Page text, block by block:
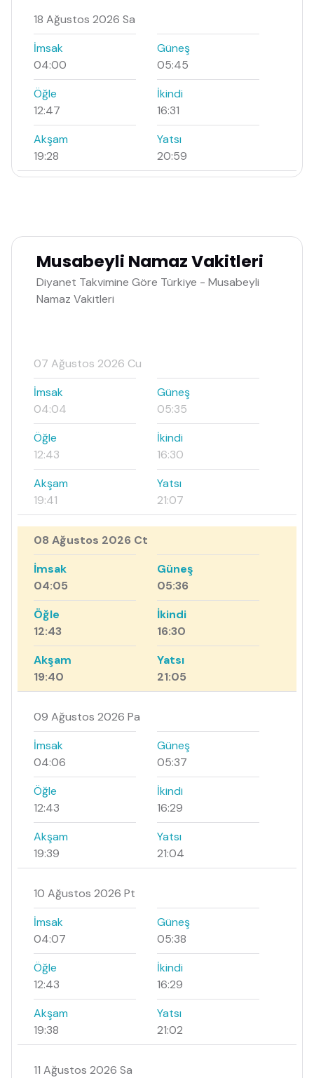
18 Ağustos 2026 Sa
İmsak
04:00
Güneş
05:45
Öğle
12:47
İkindi
16:31
Akşam
19:28
Yatsı
20:59
Musabeyli Namaz Vakitleri
Diyanet Takvimine Göre Türkiye - Musabeyli
Namaz Vakitleri
07 Ağustos 2026 Cu
İmsak
04:04
Güneş
05:35
Öğle
12:43
İkindi
16:30
Akşam
19:41
Yatsı
21:07
08 Ağustos 2026 Ct
İmsak
04:05
Güneş
05:36
Öğle
12:43
İkindi
16:30
Akşam
19:40
Yatsı
21:05
09 Ağustos 2026 Pa
İmsak
04:06
Güneş
05:37
Öğle
12:43
İkindi
16:29
Akşam
19:39
Yatsı
21:04
10 Ağustos 2026 Pt
İmsak
04:07
Güneş
05:38
Öğle
12:43
İkindi
16:29
Akşam
19:38
Yatsı
21:02
11 Ağustos 2026 Sa